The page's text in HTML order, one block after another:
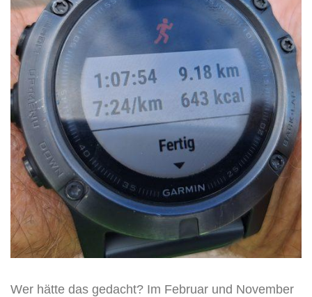
Wer hätte das gedacht? Im Februar und November